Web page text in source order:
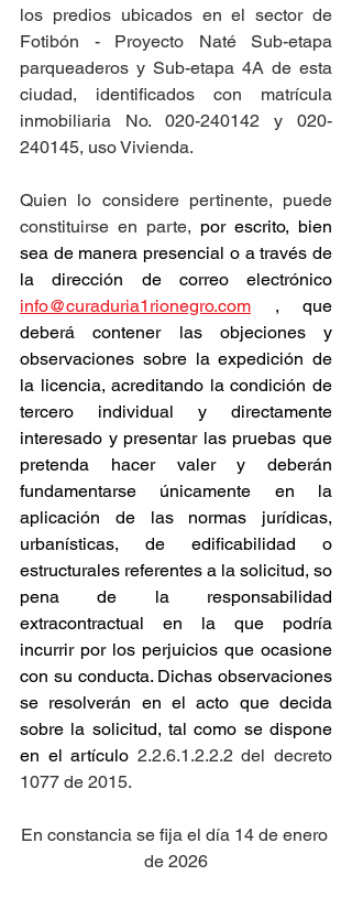
los predios ubicados en el sector de
Fotibón - Proyecto Naté Sub-etapa
parqueaderos y Sub-etapa 4A de esta
ciudad, identificados con matrícula
inmobiliaria No. 020-240142 y 020-
240145, uso Vivienda.
Quien lo considere pertinente, puede
constituirse en parte, por escrito, bien
sea de manera presencial o a través de
info@curaduria1rionegro.com , que
deberá contener las objeciones y
observaciones sobre la expedición de
la licencia, acreditando la condición de
tercero individual y directamente
interesado y presentar las pruebas que
pretenda hacer valer y deberán
fundamentarse únicamente en la
aplicación de las normas jurídicas,
urbanísticas, de edificabilidad o
estructurales referentes a la solicitud, so
pena de la responsabilidad
extracontractual en la que podría
incurrir por los perjuicios que ocasione
con su conducta. Dichas observaciones
se resolverán en el acto que decida
sobre la solicitud, tal como se dispone
en el artículo 2.2.6.1.2.2.2 del decreto
1077 de 2015.
En constancia se fija el día 14 de enero
de 2026